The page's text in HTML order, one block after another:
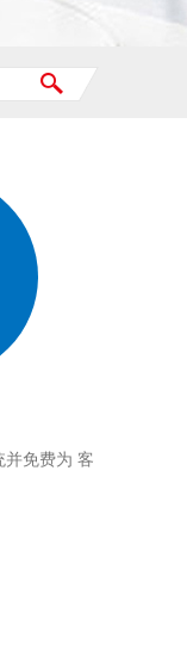
并免费为 客